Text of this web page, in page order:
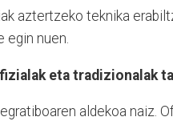
aztertzeko teknika
egin nuen.
eta tradizionalak
aldekoa naiz.